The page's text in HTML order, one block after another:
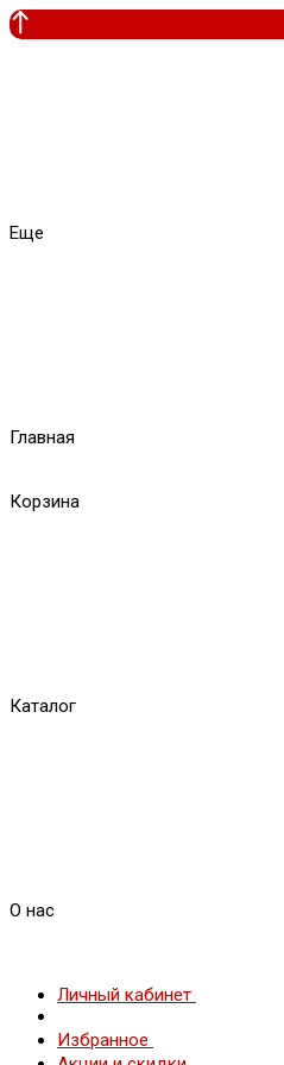
Еще
Главная
Корзина
Каталог
О нас
Личный кабинет
Избранное